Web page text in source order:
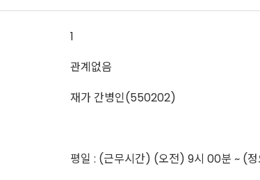
1
관계없음
재가 간병인(550202)
평일 : (근무시간) (오전) 9시 00분 ~ (